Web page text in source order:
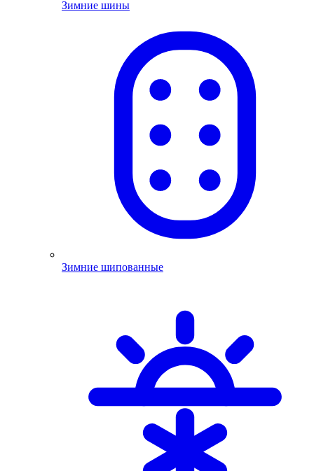
Зимние шины
Зимние шипованные